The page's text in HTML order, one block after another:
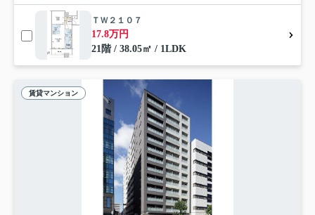
ＴＷ２１０７
17.8万円
21階 / 38.05㎡ / 1LDK
賃貸マンション